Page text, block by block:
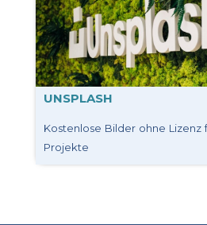
UNSPLASH
Kostenlose Bilder ohne Lizenz
Projekte